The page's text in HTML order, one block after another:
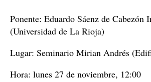
Ponente: Eduardo Sáenz de Cabezón
(Universidad de La Rioja)
Lugar: Seminario Mirian Andrés
Hora: lunes 27 de noviembre, 12:00